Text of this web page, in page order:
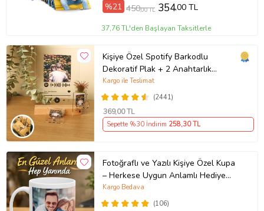
%21 450,00 TL 354,00 TL
37,76 TL'den Başlayan Taksitlerle
Kişiye Özel Spotify Barkodlu
Dekoratif Plak + 2 Anahtarlık
Babaya Anneye Sevgiliye Arkadaşa
Hediye
(2441)
Kargo ile Teslimat
369,00 TL
Sepette %30 İndirim 258,30 TL
Fotoğraflı ve Yazılı Kişiye Özel Kupa
– Herkese Uygun Anlamlı Hediye
Porselen Baskılı Kupa (Beyaz)
(106)
Kargo Bedava